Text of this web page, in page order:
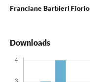
Franciane Barbieri Fiorio
Downloads